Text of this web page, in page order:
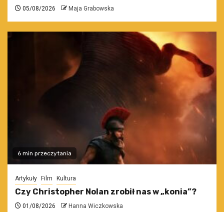
05/08/2026 Maja Grabowska
6 min przeczytania
Artykuły Film Kultura
Czy Christopher Nolan zrobił nas w „konia”?
01/08/2026 Hanna Wiczkowska